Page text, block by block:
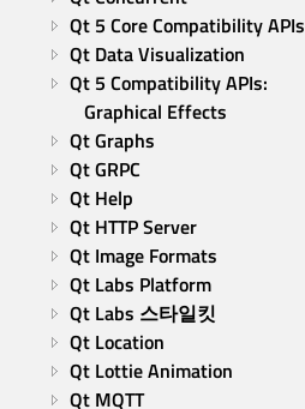
Qt 5 Core Compatibility APIs
Qt Data Visualization
Qt 5 Compatibility APIs:
Graphical Effects
Qt Graphs
Qt GRPC
Qt Help
Qt HTTP Server
Qt Image Formats
Qt Labs Platform
Qt Labs 스타일킷
Qt Location
Qt Lottie Animation
Qt MQTT